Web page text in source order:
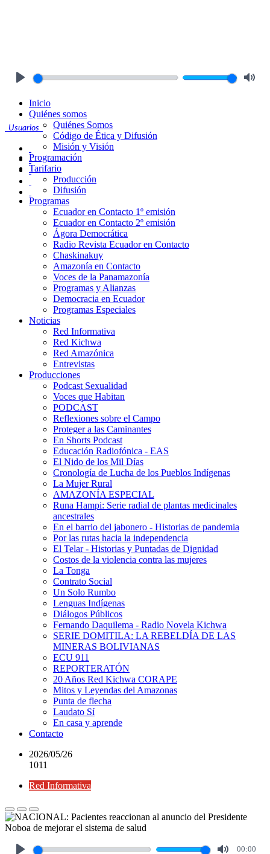
Usuarios
Inicio
Quiénes somos
Quiénes Somos
Código de Ética y Difusión
Misión y Visión
Programación
Tarifario
Producción
Difusión
Programas
Ecuador en Contacto 1º emisión
Ecuador en Contacto 2º emisión
Ágora Democrática
Radio Revista Ecuador en Contacto
Chaskinakuy
Amazonía en Contacto
Voces de la Panamazonía
Programas y Alianzas
Democracia en Ecuador
Programas Especiales
Noticias
Red Informativa
Red Kichwa
Red Amazónica
Entrevistas
Producciones
Podcast Sexualidad
Voces que Habitan
PODCAST
Reflexiones sobre el Campo
Proteger a las Caminantes
En Shorts Podcast
Educación Radiofónica - EAS
El Nido de los Mil Días
Cronología de Lucha de los Pueblos Indígenas
La Mujer Rural
AMAZONÍA ESPECIAL
Runa Hampi: Serie radial de plantas medicinales
ancestrales
En el barrio del jabonero - Historias de pandemia
Por las rutas hacia la independencia
El Telar - Historias y Puntadas de Dignidad
Costos de la violencia contra las mujeres
La Tonga
Contrato Social
Un Solo Rumbo
Lenguas Indígenas
Diálogos Públicos
Fernando Daquilema - Radio Novela Kichwa
SERIE DOMITILA: LA REBELDÍA DE LAS
MINERAS BOLIVIANAS
ECU 911
REPORTERATÓN
20 Años Red Kichwa CORAPE
Mitos y Leyendas del Amazonas
Punta de flecha
Laudato Sí
En casa y aprende
Contacto
2026/05/26
1011
Red Informativa
00:00